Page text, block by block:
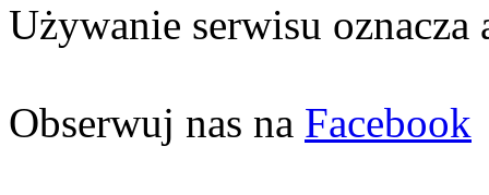
Używanie serwisu oznacza
Obserwuj nas na Facebook